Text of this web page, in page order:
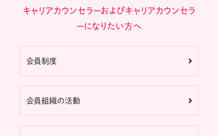
キャリアカウンセラーおよびキャリアカウンセラ
ーになりたい方へ
会員制度
会員組織の活動